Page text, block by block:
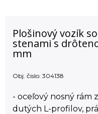
Plošinový vozík
stenami s
mm
Obj. čislo: 304138
- oceľový nosný rám
dutých L-profilov,